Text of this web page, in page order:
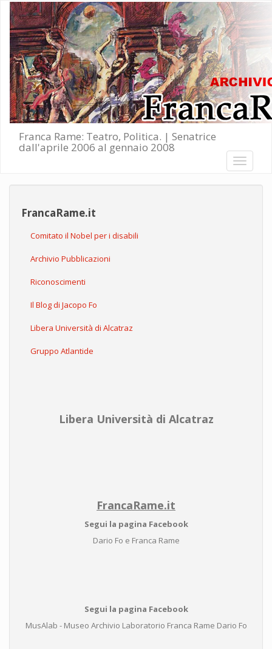
Salta al contenuto principale
Franca Rame: Teatro, Politica. | Senatrice
dall'aprile 2006 al gennaio 2008
Toggle
FrancaRame.it
Comitato il Nobel per i disabili
Archivio Pubblicazioni
Riconoscimenti
Il Blog di Jacopo Fo
Libera Università di Alcatraz
Gruppo Atlantide
Libera Università di Alcatraz
FrancaRame.it
Segui la pagina Facebook
Dario Fo e Franca Rame
Segui la pagina Facebook
MusAlab - Museo Archivio Laboratorio Franca Rame Dario Fo